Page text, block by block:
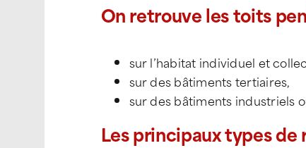
On retrouve les toits
sur l’habitat individuel et
sur des bâtiments tertiaires,
sur des bâtiments industriels
Les principaux types